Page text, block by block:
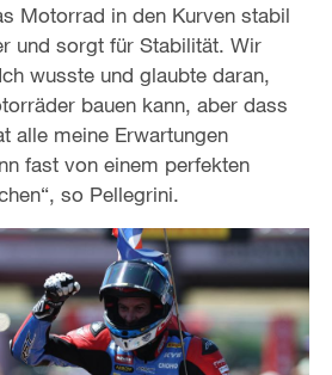
Motorrad in den Kurven stabil
und sorgt für Stabilität. Wir
wusste und glaubte daran,
bauen kann, aber dass
alle meine Erwartungen
fast von einem perfekten
so Pellegrini.